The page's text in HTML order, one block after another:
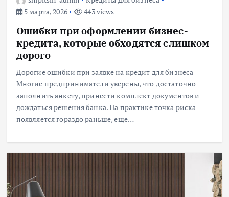
5 марта, 2026
443 views
Ошибки при оформлении бизнес-
кредита, которые обходятся слишком
дорого
Дорогие ошибки при заявке на кредит для бизнеса
Многие предприниматели уверены, что достаточно
заполнить анкету, принести комплект документов и
дождаться решения банка. На практике точка риска
появляется гораздо раньше, еще…